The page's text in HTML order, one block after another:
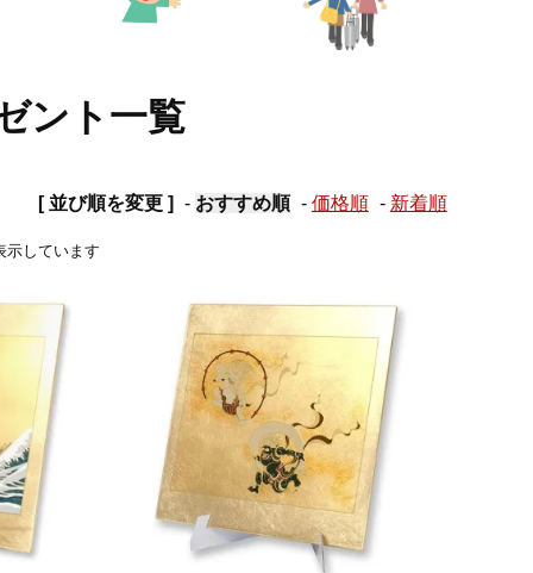
ント一覧
[ 並び順を変更 ] - おすすめ順 - 価格順 - 新着順
示しています